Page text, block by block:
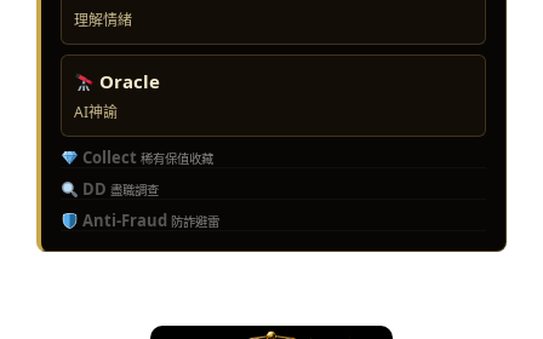
理解情緒
Oracle
AI神諭
Collect 稀有保值收藏
DD 盡職調查
Anti-Fraud 防詐避雷